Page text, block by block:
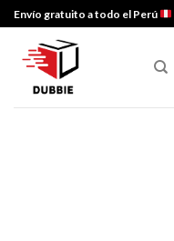
Envío gratuito a todo el Perú